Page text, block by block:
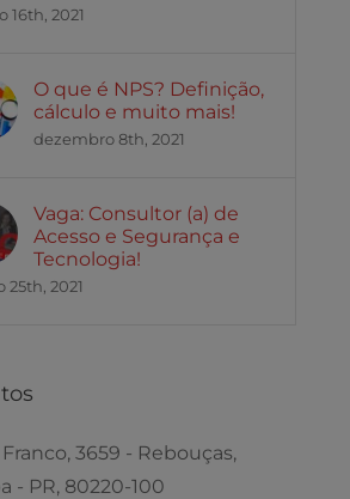
16th, 2021
O que é NPS? Definição,
cálculo e muito mais!
dezembro 8th, 2021
Vaga: Consultor (a) de
Acesso e Segurança e
Tecnologia!
25th, 2021
Franco, 3659 - Rebouças,
- PR, 80220-100